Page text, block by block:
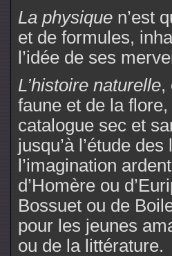
La physique n’est
et de formules,
l’idée de ses
L’histoire naturelle,
faune et de la
catalogue sec et
jusqu’à l’étude
l’imagination
d’Homère ou
Bossuet ou de
pour les jeunes
ou de la littérature.